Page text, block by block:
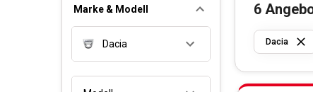
Marke & Modell
Dacia
6
Dacia